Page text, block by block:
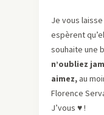
Je vous
espèrent
souhaite une
n’oubliez
aimez, au
Florence
J’vous ♥!